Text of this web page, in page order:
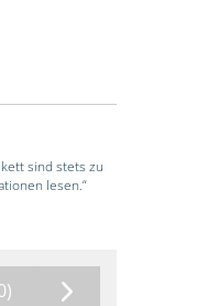
sind stets zu
lesen.“